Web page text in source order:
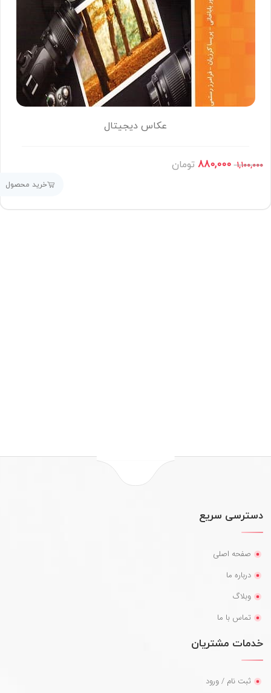
عکاس دیجیتال
1,100,000
880,000 تومان
خرید محصول
دسترسی سریع
صفحه اصلی
درباره ما
وبلاگ
تماس با ما
خدمات مشتریان
ثبت نام / ورود